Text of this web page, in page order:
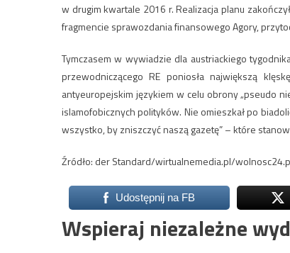
w drugim kwartale 2016 r. Realizacja planu
fragmencie sprawozdania finansowego Agory,
Tymczasem w wywiadzie dla austriackiego
przewodniczącego RE poniosła największą
antyeuropejskim językiem w celu obrony „pseudo
islamofobicznych polityków. Nie omieszkał po
wszystko, by zniszczyć naszą gazetę” – które
Źródło: der Standard/wirtualnemedia.pl/
Udostępnij na FB
Wspieraj niezależne